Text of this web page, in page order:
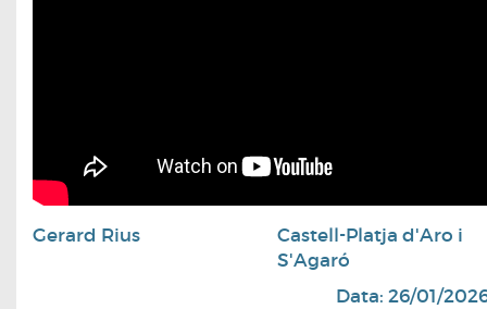
Gerard Rius
Castell-Platja d'Aro i
S'Agaró
Data: 26/01/